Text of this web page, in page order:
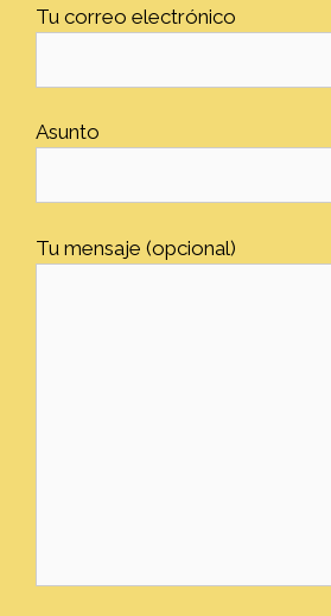
Tu correo electrónico
Asunto
Tu mensaje (opcional)